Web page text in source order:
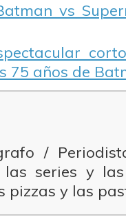
vs
75 años de
/
las series y
pizzas y las